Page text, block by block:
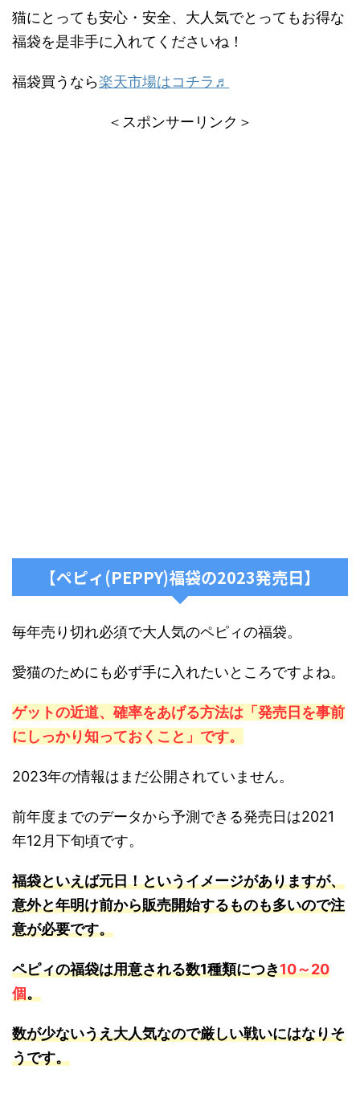
猫にとっても安心・安全、大人気でとってもお得な
福袋を是非手に入れてくださいね！
福袋買うなら楽天市場はコチラ♬
＜スポンサーリンク＞
【ペピィ(PEPPY)福袋の2023発売日】
毎年売り切れ必須で大人気のペピィの福袋。
愛猫のためにも必ず手に入れたいところですよね。
ゲットの近道、確率をあげる方法は「発売日を事前
にしっかり知っておくこと」です。
2023年の情報はまだ公開されていません。
前年度までのデータから予測できる発売日は2021
年12月下旬頃です。
福袋といえば元日！というイメージがありますが、
意外と年明け前から販売開始するものも多いので注
意が必要です。
ペピィの福袋は用意される数1種類につき10～20
個。
数が少ないうえ大人気なので厳しい戦いにはなりそ
うです。